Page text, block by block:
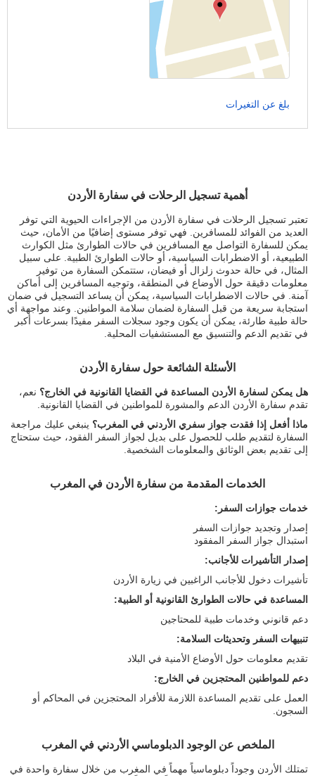
أهمية تسجيل الرحلات في سفارة الأردن
تعتبر تسجيل الرحلات في سفارة الأردن من الإجراءات الحيوية التي توفر
العديد من الفوائد للمسافرين. فهي توفر مستوى إضافيًا من الأمان، حيث
يمكن للسفارة التواصل مع المسافرين في حالات الطوارئ مثل الكوارث
الطبيعية، أو الاضطرابات السياسية، أو حالات الطوارئ الطبية. على سبيل
المثال، في حالة حدوث زلزال أو فيضان، ستتمكن السفارة من توفير
معلومات دقيقة حول الأوضاع في المنطقة، وتوجيه المسافرين إلى أماكن
آمنة. في حالات الاضطرابات السياسية، يمكن أن يساعد التسجيل في ضمان
استجابة سريعة من قبل السفارة لضمان سلامة المواطنين. وعند مواجهة أي
حالة طبية طارئة، يمكن أن يكون وجود سجلات السفر مفيدًا بسرعات أكبر
في تقديم الدعم والتنسيق مع المستشفيات المحلية.
الأسئلة الشائعة حول سفارة الأردن
هل يمكن لسفارة الأردن المساعدة في القضايا القانونية في الخارج؟ نعم،
تقدم سفارة الأردن الدعم والمشورة للمواطنين في القضايا القانونية.
ماذا أفعل إذا فقدت جواز سفري الأردني في المغرب؟ ينبغي عليك مراجعة
السفارة لتقديم طلب للحصول على بديل لجواز السفر الفقود، حيث ستحتاج
إلى تقديم بعض الوثائق والمعلومات الشخصية.
الخدمات المقدمة من سفارة الأردن في المغرب
خدمات جوازات السفر:
إصدار وتجديد جوازات السفر
استبدال جواز السفر المفقود
إصدار التأشيرات للأجانب:
تأشيرات دخول للأجانب الراغبين في زيارة الأردن
المساعدة في حالات الطوارئ القانونية أو الطبية:
دعم قانوني وخدمات طبية للمحتاجين
تنبيهات السفر وتحديثات السلامة:
تقديم معلومات حول الأوضاع الأمنية في البلاد
دعم للمواطنين المحتجزين في الخارج:
العمل على تقديم المساعدة اللازمة للأفراد المحتجزين في المحاكم أو
السجون.
الملخص عن الوجود الدبلوماسي الأردني في المغرب
تمتلك الأردن وجوداً دبلوماسياً مهماً في المغرب من خلال سفارة واحدة في
بلغ عن التغيرات